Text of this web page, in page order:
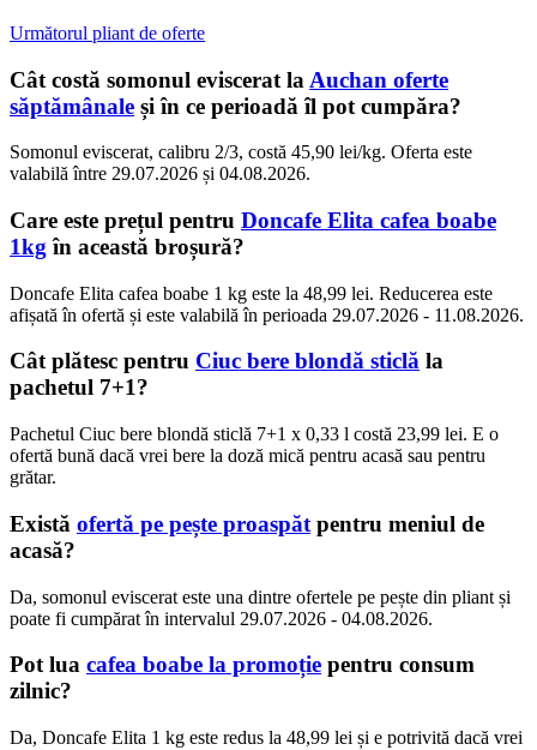
Următorul pliant de oferte
Cât costă somonul eviscerat la Auchan oferte
săptămânale și în ce perioadă îl pot cumpăra?
Somonul eviscerat, calibru 2/3, costă 45,90 lei/kg. Oferta este
valabilă între 29.07.2026 și 04.08.2026.
Care este prețul pentru Doncafe Elita cafea boabe
1kg în această broșură?
Doncafe Elita cafea boabe 1 kg este la 48,99 lei. Reducerea este
afișată în ofertă și este valabilă în perioada 29.07.2026 - 11.08.2026.
Cât plătesc pentru Ciuc bere blondă sticlă la
pachetul 7+1?
Pachetul Ciuc bere blondă sticlă 7+1 x 0,33 l costă 23,99 lei. E o
ofertă bună dacă vrei bere la doză mică pentru acasă sau pentru
grătar.
Există ofertă pe pește proaspăt pentru meniul de
acasă?
Da, somonul eviscerat este una dintre ofertele pe pește din pliant și
poate fi cumpărat în intervalul 29.07.2026 - 04.08.2026.
Pot lua cafea boabe la promoție pentru consum
zilnic?
Da, Doncafe Elita 1 kg este redus la 48,99 lei și e potrivită dacă vrei